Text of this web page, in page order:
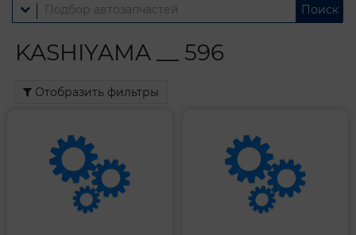
Поиск
KASHIYAMA __ 596
Отобразить фильтры